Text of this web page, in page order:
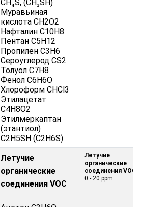
CH₄S, (CH₃SH)
Муравьиная
кислота CH2O2
Нафталин C10H8
Пентан C5H12
Пропилен C3H6
Сероуглерод CS2
Толуол C7H8
Фенол C6H6O
Хлороформ CHCl3
Этилацетат
C4H8O2
Этилмеркаптан
(этантиол)
C2H5SH (C2H6S)
Летучие
органические
соединения VOC
Летучие
органические
соединения VOC:
0 - 20 ppm